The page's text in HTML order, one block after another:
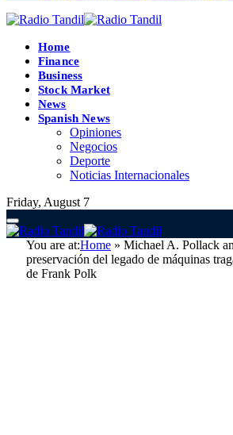
Home
Finance
Business
Stock Market
News
Spanish News
Opiniones
Negocios
Deporte
Noticias Internacionales
Friday, August 7
You are at:Home » Michael A. Pollack
preservación del legado de máquinas
de Frank Polk